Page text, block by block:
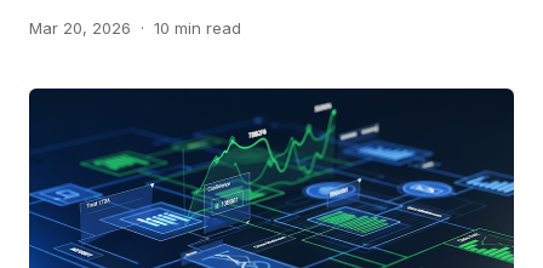
Mar 20, 2026 · 10 min read